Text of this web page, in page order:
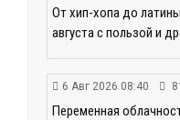
От хип-хопа до
августа с пользой и
6 Авг 2026 08:40 81
Переменная